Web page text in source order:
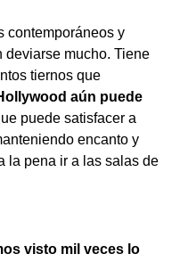
contemporáneos y
deviarse mucho. Tiene
tiernos que
aún puede
puede satisfacer a
encanto y
la pena ir a las salas de
visto mil veces lo